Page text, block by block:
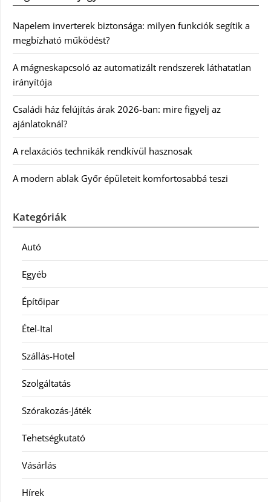
Napelem inverterek biztonsága: milyen funkciók segítik a
megbízható működést?
A mágneskapcsoló az automatizált rendszerek láthatatlan
irányítója
Családi ház felújítás árak 2026-ban: mire figyelj az
ajánlatoknál?
A relaxációs technikák rendkívül hasznosak
A modern ablak Győr épületeit komfortosabbá teszi
Kategóriák
Autó
Egyéb
Építőipar
Étel-Ital
Szállás-Hotel
Szolgáltatás
Szórakozás-Játék
Tehetségkutató
Vásárlás
Hírek